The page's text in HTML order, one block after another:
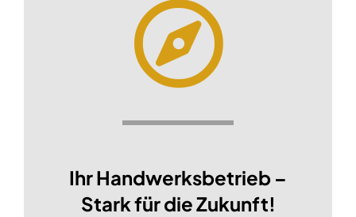
Ihr Handwerksbetrieb –
Stark für die Zukunft!